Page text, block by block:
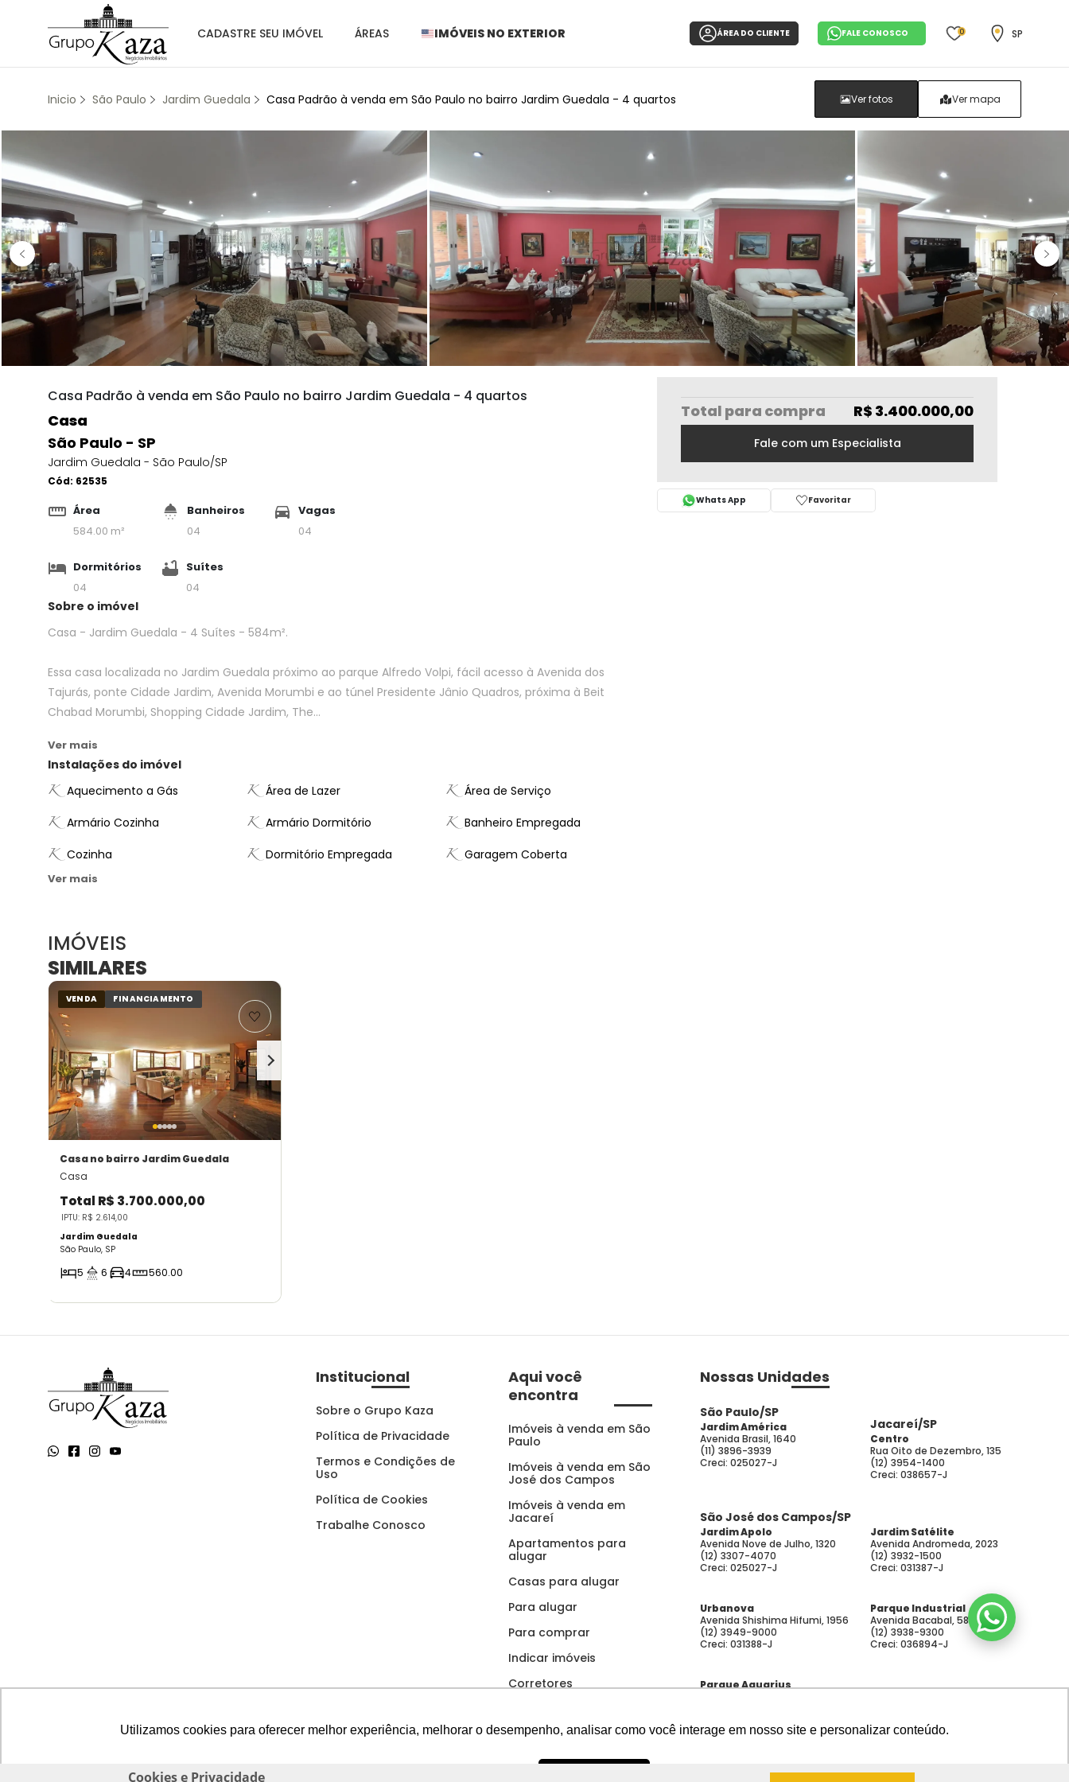
Utilizamos cookies para oferecer melhor experiência, melhorar o desempenho, analisar como você interage em nosso site e personalizar conteúdo.
CADASTRE SEU IMÓVEL ÁREAS IMÓVEIS NO EXTERIOR ÁREA DO CLIENTE FALE CONOSCO 0 SP
Inicio São Paulo Jardim Guedala Casa Padrão à venda em São Paulo no bairro Jardim Guedala - 4 quartos Ver fotos Ver mapa
Casa Padrão à venda em São Paulo no bairro Jardim Guedala - 4 quartos
Casa
São Paulo - SP
Jardim Guedala - São Paulo/SP
Cód: 62535
Área
584.00 m²
Banheiros
04
Vagas
04
Dormitórios
04
Suítes
04
Sobre o imóvel
Casa - Jardim Guedala - 4 Suítes - 584m².
Essa casa localizada no Jardim Guedala próximo ao parque Alfredo Volpi, fácil acesso à Avenida dos
Tajurás, ponte Cidade Jardim, Avenida Morumbi e ao túnel Presidente Jânio Quadros, próxima à Beit
Chabad Morumbi, Shopping Cidade Jardim, The...
Ver mais
Instalações do imóvel
Aquecimento a Gás
Área de Lazer
Área de Serviço
Armário Cozinha
Armário Dormitório
Banheiro Empregada
Cozinha
Dormitório Empregada Garagem Coberta
Ver mais
Total para compra R$ 3.400.000,00
Fale com um Especialista
Whats App Favoritar
IMÓVEIS
SIMILARES
VENDA FINANCIAMENTO
Casano bairro Jardim Guedala
Casa
Total R$ 3.700.000,00
IPTU: R$ 2.614,00
Jardim Guedala
São Paulo, SP
5 6 4 560.00
Institucional
Sobre o Grupo Kaza
Política de Privacidade
Termos e Condições de
Uso
Política de Cookies
Trabalhe Conosco
Aqui você
encontra
Imóveis à venda em São
Paulo
Imóveis à venda em São
José dos Campos
Imóveis à venda em
Jacareí
Apartamentos para
alugar
Casas para alugar
Para alugar
Para comprar
Indicar imóveis
Corretores
Nossas Unidades
São Paulo/SP
Jardim América
Avenida Brasil, 1640
(11) 3896-3939
Creci: 025027-J
Jacareí/SP
Centro
Rua Oito de Dezembro, 135
(12) 3954-1400
Creci: 038657-J
São José dos Campos/SP
Jardim Apolo
Avenida Nove de Julho, 1320
(12) 3307-4070
Creci: 025027-J
Jardim Satélite
Avenida Andromeda, 2023
(12) 3932-1500
Creci: 031387-J
Urbanova
Avenida Shishima Hifumi, 1956
(12) 3949-9000
Creci: 031388-J
Parque Industrial
Avenida Bacabal, 580
(12) 3938-9300
Creci: 036894-J
Parque Aquarius
Creci: 034827-J
Cookies e Privacidade